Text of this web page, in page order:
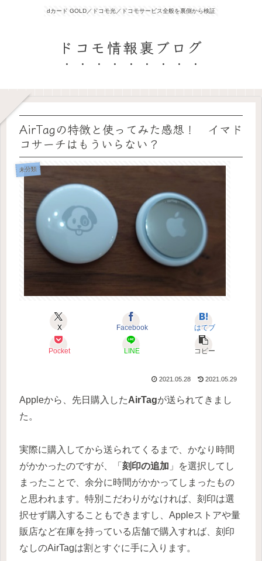
dカード GOLD／ドコモ光／ドコモサービス全般を裏側から検証
ドコモ情報裏ブログ
AirTagの特徴と使ってみた感想！ イマド
コサーチはもういらない？
未分類
X Facebook はてブ
Pocket LINE コピー
2021.05.28 2021.05.29
Appleから、先日購入したAirTagが送られてきまし
た。
実際に購入してから送られてくるまで、かなり時間
がかかったのですが、「 刻印の追加 」を選択してし
まったことで、余分に時間がかかってしまったもの
と思われます。特別こだわりがなければ、刻印は選
択せず購入することもできますし、Appleストアや量
販店など在庫を持っている店舗で購入すれば、刻印
なしのAirTagは割とすぐに手に入ります。